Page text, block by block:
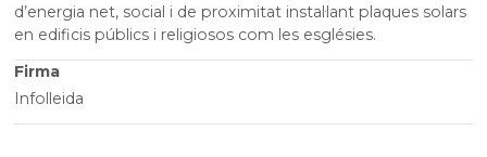
d’energia net, social i de proximitat instal·lant plaques solars
en edificis públics i religiosos com les esglésies.
Firma
Infolleida